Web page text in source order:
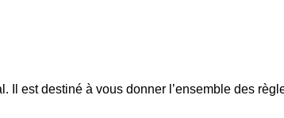
Il est destiné à vous donner l’ensemble des